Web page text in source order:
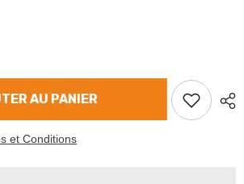
AU PANIER
et Conditions